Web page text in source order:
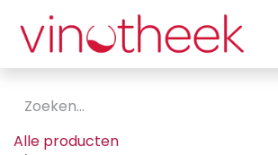
Overslaan naar inhoud
Alle producten